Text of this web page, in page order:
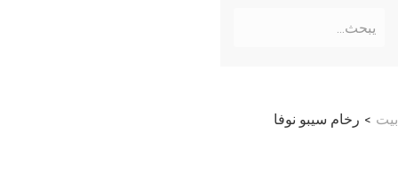
بيت > رخام سيبو نوفا